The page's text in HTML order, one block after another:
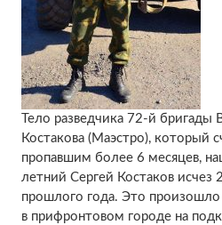
Тело разведчика 72-й бригады
Костакова (Маэстро), который
пропавшим более 6 месяцев,
летний Сергей Костаков исчез
прошлого года. Это произошло
в прифронтовом городе на